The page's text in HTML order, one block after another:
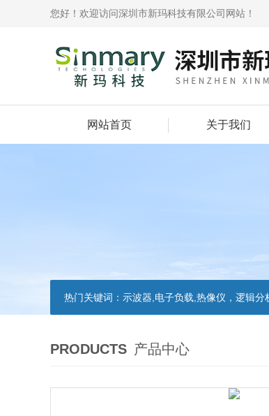
您好！欢迎访问深圳市新玛科技有限公司网站！
网站首页 关于我们
热门关键词： 示波器,电子负载,热像仪，逻辑分析仪，
PRODUCTS 产品中心